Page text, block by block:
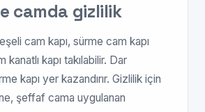
camda gizlilik
cam kapı, sürme cam kapı
kapı takılabilir. Dar
kapı yer kazandırır. Gizlilik için
şeffaf cama uygulanan